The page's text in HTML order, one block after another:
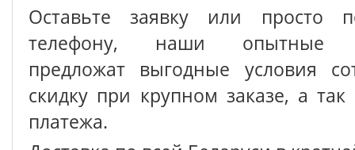
Оставьте заявку или просто
телефону, наши опытные
предложат выгодные условия
скидку при крупном заказе, а так
платежа.